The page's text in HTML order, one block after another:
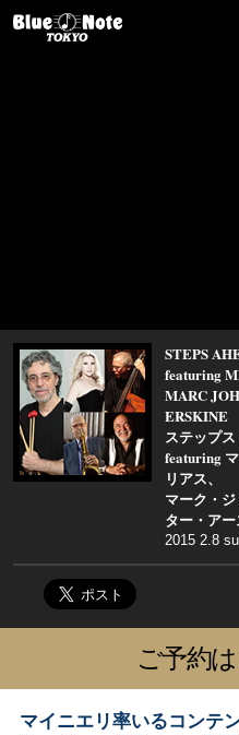
STEPS
featuring
MARC
ERSKINE
ステップ
featuring
リアス、
マーク・
ター・ア
2015 2.8
ご予約
マイニエリ率いるコンテ